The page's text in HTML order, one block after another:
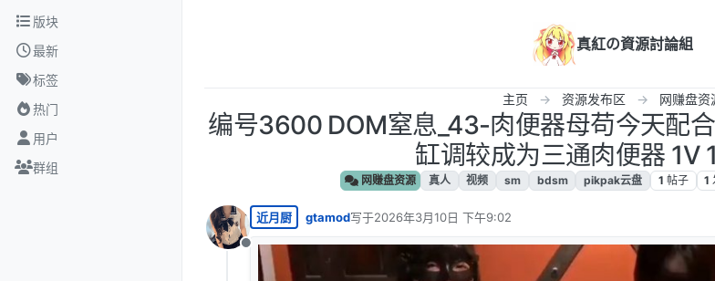
跳转至内容
版块
最新
标签
热门
用户
群组
真紅の資源討論組
主页 资源发布区 网赚盘资
编号3600 DOM窒息_43-肉便器母苟今天配
缸调较成为三通肉便器 1V
网赚盘资源 真人 视频 sm bdsm pikpak云盘 1 帖子 1
离线
近月厨 gtamod写于2026年3月10日 下午9:02
最后由 编辑